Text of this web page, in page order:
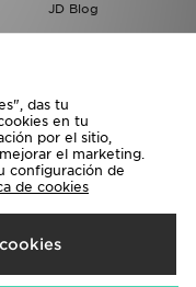
JD Blog
das tu
en tu
por el sitio,
el marketing.
configuración de
de cookies